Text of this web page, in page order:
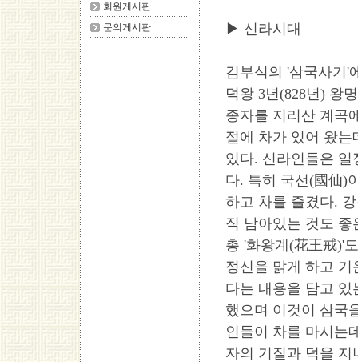
회원게시판
문의게시판
▶ 신라시대
김부식의 '삼국사기'
덕왕 3년(828년) 왕
종자를 지리산 계곡
절에 차가 있어 왔
있다. 신라인들은
다. 특히 국선(國仙)
하고 차를 즐겼다.
직 남아있는 것도
총 '화왕계(花王戒)'
정신을 맑게 하고
다는 내용을 담고
했으며 이것이 삼국
인들이 차를 마시는
자의 기질과 덕을